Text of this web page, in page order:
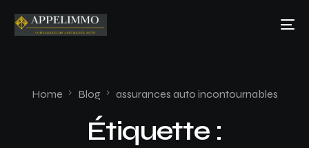
Home Blog assurances auto incontournables
Étiquette :